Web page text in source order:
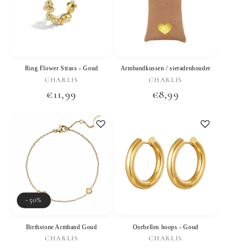
Ring Flower Strass - Goud
Verkoper:
CHARLIS
Normale
€11,99
Armbandkussen / sieradenhouder
Verkoper:
CHARLIS
Normale
€8,99
-50%
Birthstone Armband Goud
Verkoper:
CHARLIS
Oorbellen hoops - Goud
Verkoper:
CHARLIS